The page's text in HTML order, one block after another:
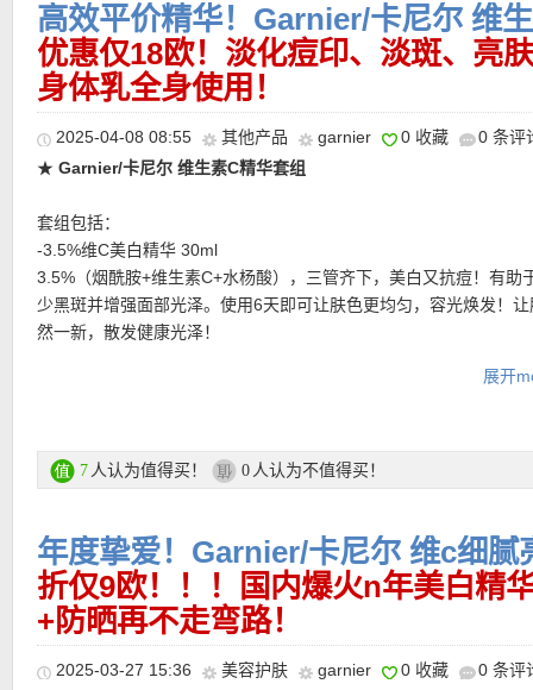
高效平价精华！Garnier/卡尼尔 维
优惠仅18欧！淡化痘印、淡斑、亮
身体乳全身使用！
2025-04-08 08:55 其他产品 garnier 0 收藏
0 条评
★ Garnier/卡尼尔 维生素C精华套组
套组包括：
-3.5%维C美白精华 30ml
3.5%（烟酰胺+维生素C+水杨酸），三管齐下，美白又抗痘！有助
少黑斑并增强面部光泽。使用6天即可让肤色更均匀，容光焕发！
然一新，散发健康光泽！
购买链接在此
更多Garnier低至5折活动链接在此
展开
7 人认为值得买！ 0 人认为不值得买！
年度挚爱！Garnier/卡尼尔 维c细
折仅9欧！！！国内爆火n年美白精
+防晒再不走弯路！
2025-03-27 15:36 美容护肤 garnier 0 收藏
0 条评